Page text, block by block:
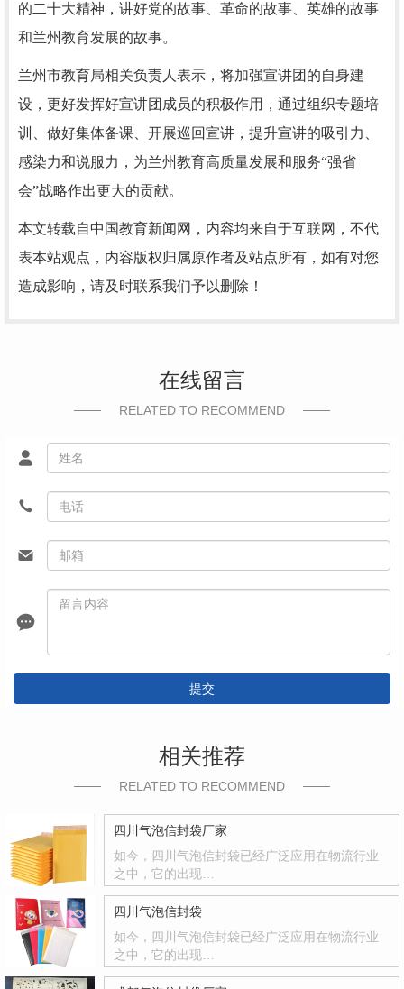
的二十大精神，讲好党的故事、革命的故事、英雄的故事
和兰州教育发展的故事。
兰州市教育局相关负责人表示，将加强宣讲团的自身建
设，更好发挥好宣讲团成员的积极作用，通过组织专题培
训、做好集体备课、开展巡回宣讲，提升宣讲的吸引力、
感染力和说服力，为兰州教育高质量发展和服务“强省
会”战略作出更大的贡献。
本文转载自中国教育新闻网，内容均来自于互联网，不代
表本站观点，内容版权归属原作者及站点所有，如有对您
造成影响，请及时联系我们予以删除！
在线留言
RELATED TO RECOMMEND
提交
相关推荐
RELATED TO RECOMMEND
四川气泡信封袋厂家
如今，四川气泡信封袋已经广泛应用在物流行业
之中，它的出现…
四川气泡信封袋
如今，四川气泡信封袋已经广泛应用在物流行业
之中，它的出现…